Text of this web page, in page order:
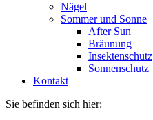
Nägel
Sommer und Sonne
After Sun
Bräunung
Insektenschutz
Sonnenschutz
Kontakt
Sie befinden sich hier: